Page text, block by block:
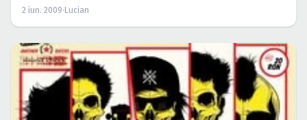
2 iun. 2009· Lucian